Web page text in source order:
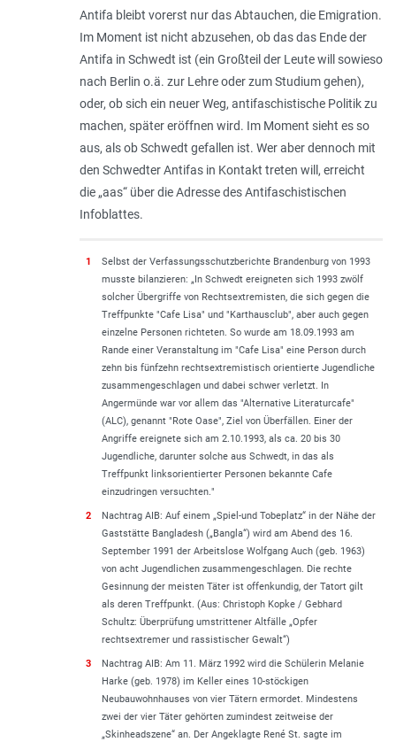
Antifa bleibt vorerst nur das Abtauchen, die Emigration.
Im Moment ist nicht abzusehen, ob das das Ende der
Antifa in Schwedt ist (ein Großteil der Leute will sowieso
nach Berlin o.ä. zur Lehre oder zum Studium gehen),
oder, ob sich ein neuer Weg, antifaschistische Politik zu
machen, später eröffnen wird. Im Moment sieht es so
aus, als ob Schwedt gefallen ist. Wer aber dennoch mit
den Schwedter Antifas in Kontakt treten will, erreicht
die „aas“ über die Adresse des Antifaschistischen
Infoblattes.
1
Selbst der Verfassungsschutzberichte Brandenburg von 1993
musste bilanzieren: „In Schwedt ereigneten sich 1993 zwölf
solcher Übergriffe von Rechtsextremisten, die sich gegen die
Treffpunkte "Cafe Lisa" und "Karthausclub", aber auch gegen
einzelne Personen richteten. So wurde am 18.09.1993 am
Rande einer Veranstaltung im "Cafe Lisa" eine Person durch
zehn bis fünfzehn rechtsextremistisch orientierte Jugendliche
zusammengeschlagen und dabei schwer verletzt. In
Angermünde war vor allem das "Alternative Literaturcafe"
(ALC), genannt "Rote Oase", Ziel von Überfällen. Einer der
Angriffe ereignete sich am 2.10.1993, als ca. 20 bis 30
Jugendliche, darunter solche aus Schwedt, in das als
Treffpunkt linksorientierter Personen bekannte Cafe
einzudringen versuchten."
2
Nachtrag AIB: Auf einem „Spiel-und Tobeplatz“ in der Nähe der
Gaststätte Bangladesh („Bangla“) wird am Abend des 16.
September 1991 der Arbeitslose Wolfgang Auch (geb. 1963)
von acht Jugendlichen zusammengeschlagen. Die rechte
Gesinnung der meisten Täter ist offenkundig, der Tatort gilt
als deren Treffpunkt. (Aus: Christoph Kopke / Gebhard
Schultz: Überprüfung umstrittener Altfälle „Opfer
rechtsextremer und rassistischer Gewalt“)
3
Nachtrag AIB: Am 11. März 1992 wird die Schülerin Melanie
Harke (geb. 1978) im Keller eines 10-stöckigen
Neubauwohnhauses von vier Tätern ermordet. Mindestens
zwei der vier Täter gehörten zumindest zeitweise der
„Skinheadszene“ an. Der Angeklagte René St. sagte im